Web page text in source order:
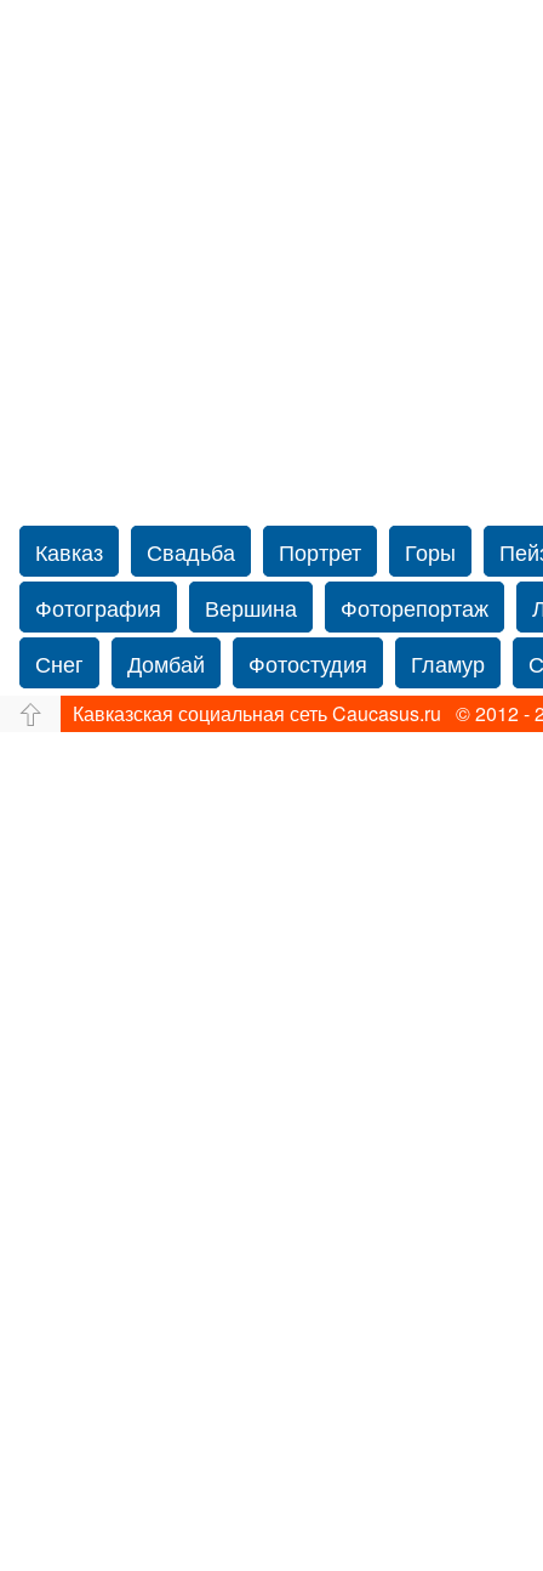
Кавказ Свадьба Портрет Горы
Фотография
Вершина Фоторепортаж
Снег
Домбай Фотостудия Гламур
Путешествие
Перевал Ущелье
Кавказская социальная сеть Caucasus.ru © 2012 -